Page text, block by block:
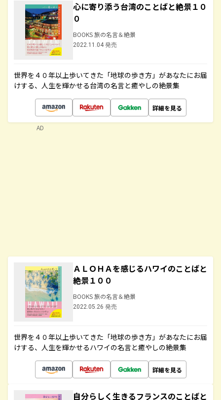
心に寄り添う台湾のことばと絶景１０
０
BOOKS 旅の名言＆絶景
2022.11.04 発売
世界を４０年以上歩いてきた「地球の歩き方」があなたにお届
けする、人生を輝かせる台湾の名言と癒やしの絶景集
詳細を見る
ＡＬＯＨＡを感じるハワイのことばと
絶景１００
BOOKS 旅の名言＆絶景
2022.05.26 発売
世界を４０年以上歩いてきた「地球の歩き方」があなたにお届
けする、人生を輝かせるハワイの名言と癒やしの絶景集
詳細を見る
自分らしく生きるフランスのことばと
AD